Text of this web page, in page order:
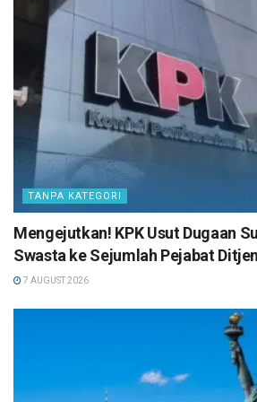
TANPA KATEGORI
Mengejutkan! KPK Usut Dugaan
Swasta ke Sejumlah Pejabat
7 AUGUST 2026